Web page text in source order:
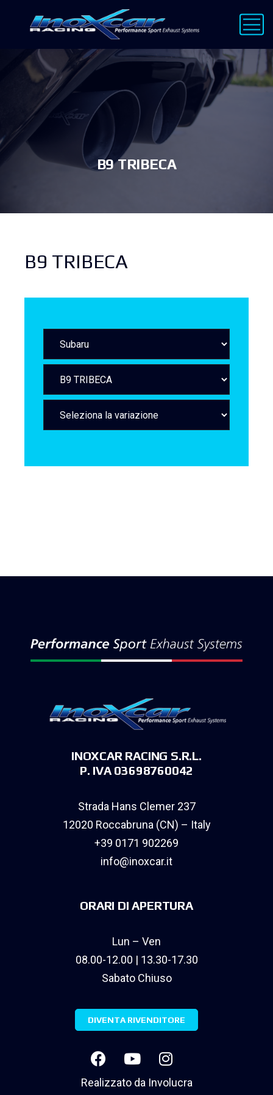
B9 TRIBECA
B9 TRIBECA
INOXCAR RACING S.R.L.
P. IVA 03698760042
Strada Hans Clemer 237
12020 Roccabruna (CN) – Italy
+39 0171 902269
info@inoxcar.it
ORARI DI APERTURA
Lun – Ven
08.00-12.00 | 13.30-17.30
Sabato Chiuso
DIVENTA RIVENDITORE
Realizzato da Involucra